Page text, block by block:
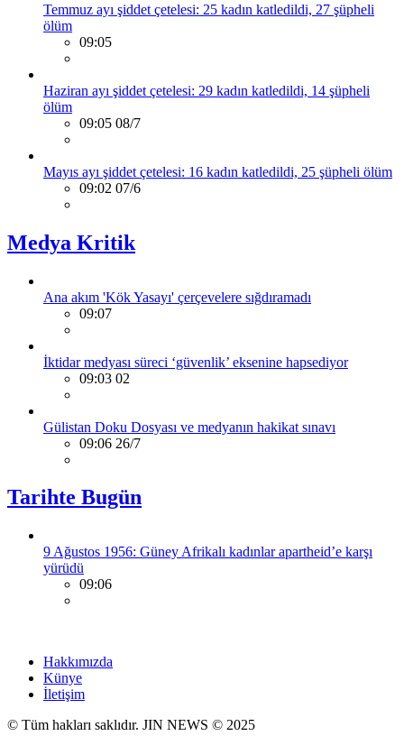
Temmuz ayı şiddet çetelesi: 25 kadın katledildi, 27 şüpheli
ölüm
09:05
Haziran ayı şiddet çetelesi: 29 kadın katledildi, 14 şüpheli
ölüm
09:05 08/7
Mayıs ayı şiddet çetelesi: 16 kadın katledildi, 25 şüpheli ölüm
09:02 07/6
Medya Kritik
Ana akım 'Kök Yasayı' çerçevelere sığdıramadı
09:07
İktidar medyası süreci ‘güvenlik’ eksenine hapsediyor
09:03 02
Gülistan Doku Dosyası ve medyanın hakikat sınavı
09:06 26/7
Tarihte Bugün
9 Ağustos 1956: Güney Afrikalı kadınlar apartheid’e karşı
yürüdü
09:06
Hakkımızda
Künye
İletişim
© Tüm hakları saklıdır. JIN NEWS © 2025